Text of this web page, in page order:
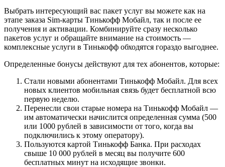
Выбрать интересующий вас пакет услуг вы можете как на
этапе заказа Sim-карты Тинькофф Мобайл, так и после ее
получения и активации. Комбинируйте сразу несколько
пакетов услуг и обращайте внимание на стоимость —
комплексные услуги в Тинькофф обходятся гораздо выгоднее.
Определенные бонусы действуют для тех абонентов, которые:
Стали новыми абонентами Тинькофф Мобайл. Для всех
новых клиентов мобильная связь будет бесплатной всю
первую неделю.
Перенесли свои старые номера на Тинькофф Мобайл —
им автоматически начислится определенная сумма (500
или 1000 рублей в зависимости от того, когда вы
подключились к этому оператору).
Пользуются картой Тинькофф Банка. При расходах
свыше 10 000 рублей в месяц вы получите 600
бесплатных минут на исходящие звонки.